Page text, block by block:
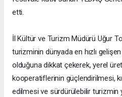
etti.
İl Kültür ve Turizm Müdürü Uğur
turizminin dünyada en hızlı
olduğuna dikkat çekerek, yerel
kooperatiflerinin güçlendirilmesi,
edilmesi ve sürdürülebilir turizmin